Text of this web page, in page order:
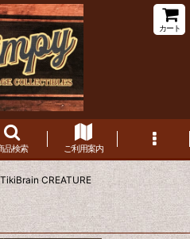
カート
品検索 ご利用案内
TikiBrain CREATURE